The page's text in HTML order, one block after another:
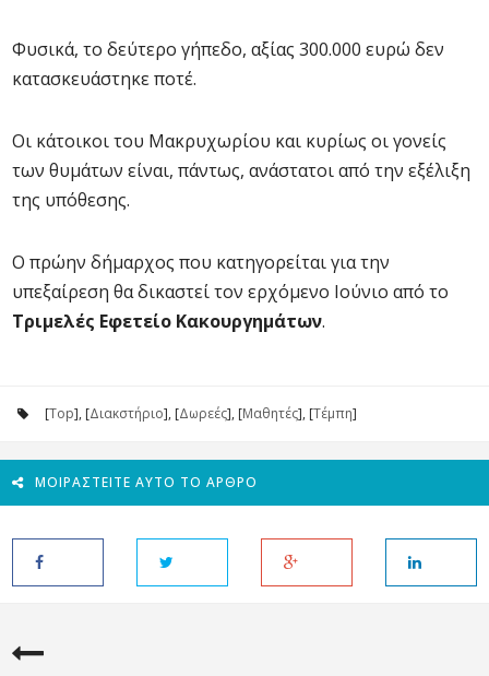
Φυσικά, το δεύτερο γήπεδο, αξίας 300.000 ευρώ δεν
κατασκευάστηκε ποτέ.
Οι κάτοικοι του Μακρυχωρίου και κυρίως οι γονείς
των θυμάτων είναι, πάντως, ανάστατοι από την εξέλιξη
της υπόθεσης.
Ο πρώην δήμαρχος που κατηγορείται για την
υπεξαίρεση θα δικαστεί τον ερχόμενο Ιούνιο από το
Τριμελές Εφετείο Κακουργημάτων.
[Top], [Διακστήριο], [Δωρεές], [Μαθητές], [Τέμπη]
ΜΟΙΡΑΣΤΕΊΤΕ ΑΥΤΌ ΤΟ ΆΡΘΡΟ